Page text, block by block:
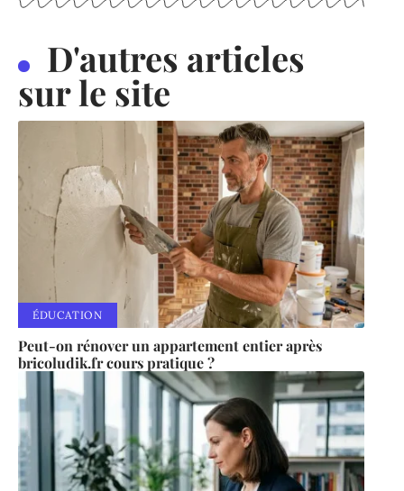
D'autres articles
sur le site
ÉDUCATION
Peut-on rénover un appartement entier après
bricoludik.fr cours pratique ?